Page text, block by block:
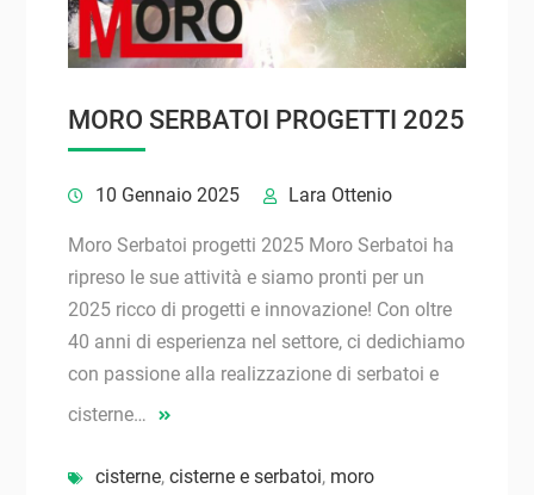
MORO SERBATOI PROGETTI 2025
10 Gennaio 2025 Lara Ottenio
Moro Serbatoi progetti 2025 Moro Serbatoi ha
ripreso le sue attività e siamo pronti per un
2025 ricco di progetti e innovazione! Con oltre
40 anni di esperienza nel settore, ci dedichiamo
con passione alla realizzazione di serbatoi e
cisterne…
cisterne, cisterne e serbatoi, moro